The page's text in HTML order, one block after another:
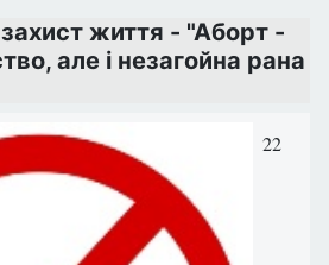
життя - "Аборт -
але і незагойна рана
22